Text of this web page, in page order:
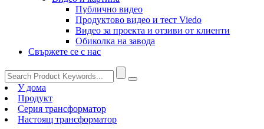
Публично видео
Продуктово видео и тест Viedo
Видео за проекта и отзиви от клиенти
Обиколка на завода
Свържете се с нас
У дома
Продукт
Серия трансформатор
Настоящ трансформатор